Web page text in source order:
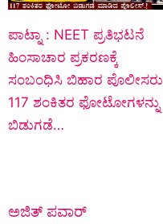
ಪಾಟ್ನಾ : NEET ಪ್ರತಿಭಟನೆ
ಹಿಂಸಾಚಾರ ಪ್ರಕರಣಕ್ಕೆ
ಸಂಬಂಧಿಸಿ ಬಿಹಾರ ಪೊಲೀಸರು
117 ಶಂಕಿತರ ಫೋಟೋಗಳನ್ನು
ಬಿಡುಗಡೆ…
ಅಜಿತ್ ಪವಾರ್